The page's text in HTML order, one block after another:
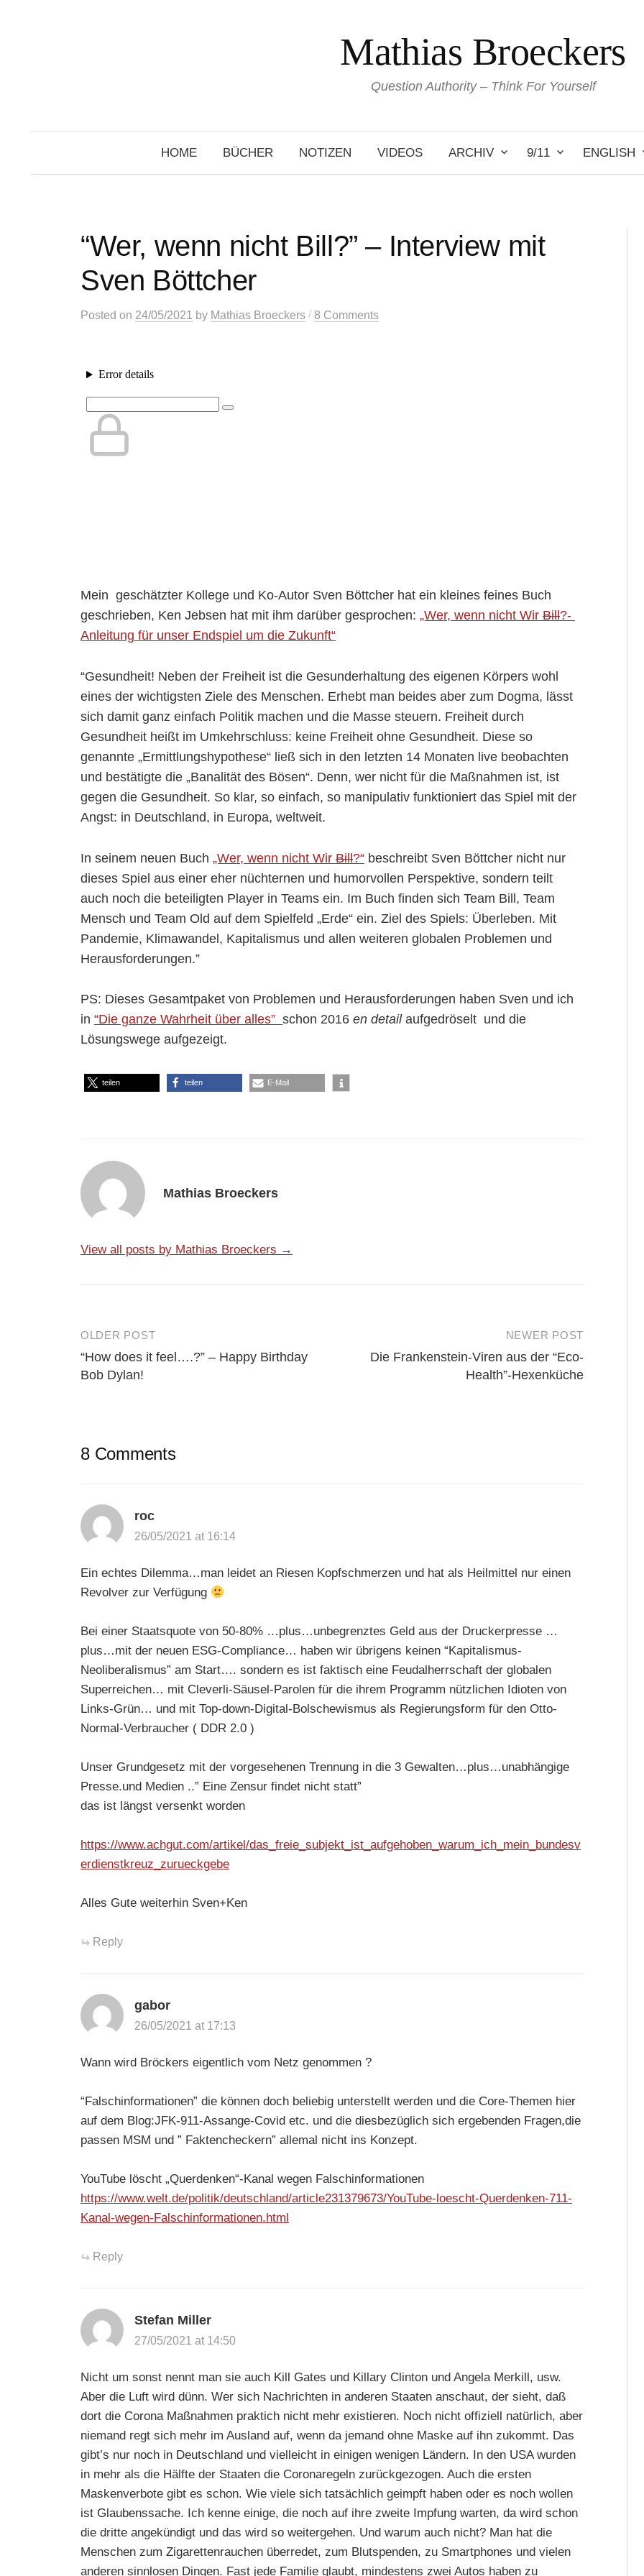
Mathias Broeckers
Question Authority – Think For Yourself
HOME BÜCHER NOTIZEN VIDEOS ARCHIV 9/11 ENGLISH
“Wer, wenn nicht Bill?” – Interview mit
Sven Böttcher
Posted on 24/05/2021 by Mathias Broeckers / 8 Comments
Mein geschätzter Kollege und Ko-Autor Sven Böttcher hat ein kleines feines Buch
geschrieben, Ken Jebsen hat mit ihm darüber gesprochen: „Wer, wenn nicht Wir Bill?-
Anleitung für unser Endspiel um die Zukunft“
“Gesundheit! Neben der Freiheit ist die Gesunderhaltung des eigenen Körpers wohl
eines der wichtigsten Ziele des Menschen. Erhebt man beides aber zum Dogma, lässt
sich damit ganz einfach Politik machen und die Masse steuern. Freiheit durch
Gesundheit heißt im Umkehrschluss: keine Freiheit ohne Gesundheit. Diese so
genannte „Ermittlungshypothese“ ließ sich in den letzten 14 Monaten live beobachten
und bestätigte die „Banalität des Bösen“. Denn, wer nicht für die Maßnahmen ist, ist
gegen die Gesundheit. So klar, so einfach, so manipulativ funktioniert das Spiel mit der
Angst: in Deutschland, in Europa, weltweit.
In seinem neuen Buch „Wer, wenn nicht Wir Bill?“ beschreibt Sven Böttcher nicht nur
dieses Spiel aus einer eher nüchternen und humorvollen Perspektive, sondern teilt
auch noch die beteiligten Player in Teams ein. Im Buch finden sich Team Bill, Team
Mensch und Team Old auf dem Spielfeld „Erde“ ein. Ziel des Spiels: Überleben. Mit
Pandemie, Klimawandel, Kapitalismus und allen weiteren globalen Problemen und
Herausforderungen.”
PS: Dieses Gesamtpaket von Problemen und Herausforderungen haben Sven und ich
in “Die ganze Wahrheit über alles” schon 2016 en detailaufgedröselt und die
Lösungswege aufgezeigt.
teilen teilen E-Mail
Mathias Broeckers
View all posts by Mathias Broeckers →
Post
navigation
OLDER POST
“How does it feel….?” – Happy Birthday
Bob Dylan!
NEWER POST
Die Frankenstein-Viren aus der “Eco-
Health”-Hexenküche
8 Comments
roc
26/05/2021 at 16:14
Ein echtes Dilemma…man leidet an Riesen Kopfschmerzen und hat als Heilmittel nur einen
Revolver zur Verfügung
Bei einer Staatsquote von 50-80% …plus…unbegrenztes Geld aus der Druckerpresse …
plus…mit der neuen ESG-Compliance… haben wir übrigens keinen “Kapitalismus-
Neoliberalismus” am Start…. sondern es ist faktisch eine Feudalherrschaft der globalen
Superreichen… mit Cleverli-Säusel-Parolen für die ihrem Programm nützlichen Idioten von
Links-Grün… und mit Top-down-Digital-Bolschewismus als Regierungsform für den Otto-
Normal-Verbraucher ( DDR 2.0 )
Unser Grundgesetz mit der vorgesehenen Trennung in die 3 Gewalten…plus…unabhängige
Presse.und Medien ..” Eine Zensur findet nicht statt”
das ist längst versenkt worden
https://www.achgut.com/artikel/das_freie_subjekt_ist_aufgehoben_warum_ich_mein_bundesv
erdienstkreuz_zurueckgebe
Alles Gute weiterhin Sven+Ken
Reply
gabor
26/05/2021 at 17:13
Wann wird Bröckers eigentlich vom Netz genommen ?
“Falschinformationen” die können doch beliebig unterstellt werden und die Core-Themen hier
auf dem Blog:JFK-911-Assange-Covid etc. und die diesbezüglich sich ergebenden Fragen,die
passen MSM und ” Faktencheckern” allemal nicht ins Konzept.
YouTube löscht „Querdenken“-Kanal wegen Falschinformationen
https://www.welt.de/politik/deutschland/article231379673/YouTube-loescht-Querdenken-711-
Kanal-wegen-Falschinformationen.html
Reply
Stefan Miller
27/05/2021 at 14:50
Nicht um sonst nennt man sie auch Kill Gates und Killary Clinton und Angela Merkill, usw.
Aber die Luft wird dünn. Wer sich Nachrichten in anderen Staaten anschaut, der sieht, daß
dort die Corona Maßnahmen praktich nicht mehr existieren. Noch nicht offiziell natürlich, aber
niemand regt sich mehr im Ausland auf, wenn da jemand ohne Maske auf ihn zukommt. Das
gibt’s nur noch in Deutschland und vielleicht in einigen wenigen Ländern. In den USA wurden
in mehr als die Hälfte der Staaten die Coronaregeln zurückgezogen. Auch die ersten
Maskenverbote gibt es schon. Wie viele sich tatsächlich geimpft haben oder es noch wollen
ist Glaubenssache. Ich kenne einige, die noch auf ihre zweite Impfung warten, da wird schon
die dritte angekündigt und das wird so weitergehen. Und warum auch nicht? Man hat die
Menschen zum Zigarettenrauchen überredet, zum Blutspenden, zu Smartphones und vielen
anderen sinnlosen Dingen. Fast jede Familie glaubt, mindestens zwei Autos haben zu